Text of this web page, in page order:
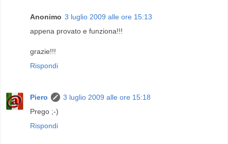
Anonimo 3 luglio 2009 alle ore 15:13
appena provato e funziona!!!
grazie!!!
Rispondi
Piero
3 luglio 2009 alle ore 15:18
Prego ;-)
Rispondi